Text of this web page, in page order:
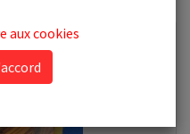
aux cookies